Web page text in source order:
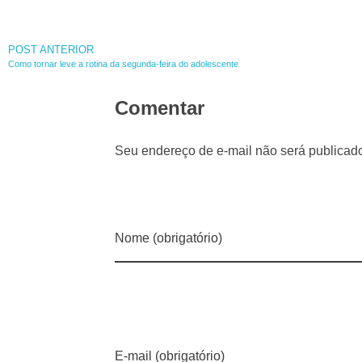
POST ANTERIOR
Como tornar leve a rotina da segunda-feira do adolescente
Comentar
Seu endereço de e-mail não será
Nome (obrigatório)
E-mail (obrigatório)